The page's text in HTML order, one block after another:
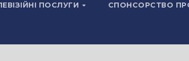
ПОСЛУГИ СПОНСОРСТВО